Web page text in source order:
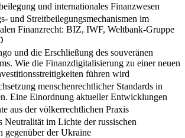
und internationales Finanzwesen
und Streitbeilegungsmechanismen im
Finanzrecht: BIZ, IWF, Weltbank-Gruppe
und die Erschließung des souveränen
Wie die Finanzdigitalisierung zu einer neuen
führen wird
menschenrechtlicher Standards in
Eine Einordnung aktueller Entwicklungen
aus der völkerrechtlichen Praxis
Neutralität im Lichte der russischen
gegenüber der Ukraine